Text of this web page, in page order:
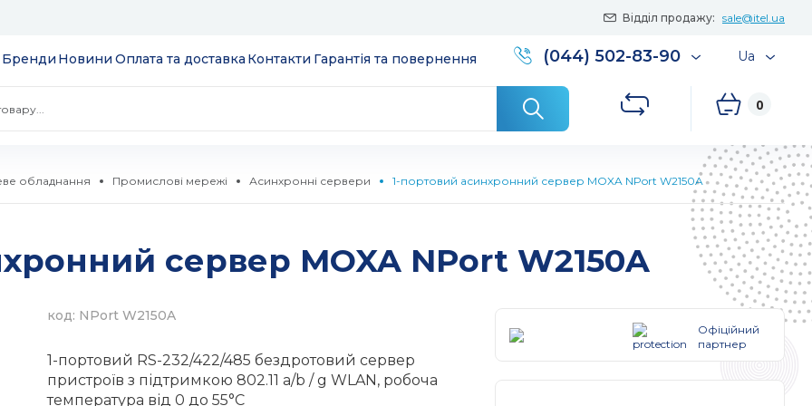
Відділ продажу: sale@itel.ua
Бренди Новини Оплата та доставка Контакти Гарантія та повернення (044) 502-83-90 Ua
0
та додатків
SSD 2.5''
HDD 3.5''
модулі вводу/
обладнання Промислові мережі Асинхронні сервери 1-портовий асинхронний сервер MOXA NPort W2150A
сервер MOXA NPort W2150A
код: NPort W2150A
1-портовий RS-232/422/485 бездротовий сервер
пристроїв з підтримкою 802.11 a/b / g WLAN, робоча
температура від 0 до 55°C
Офіційний
партнер